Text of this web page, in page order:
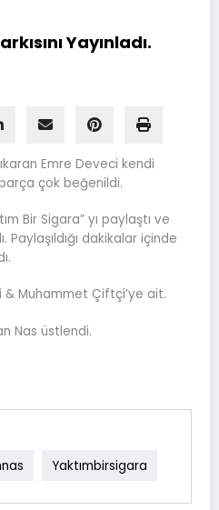
Yayınladı.
Emre Deveci kendi
çok beğenildi.
Bir Sigara” yı paylaştı ve
dakikalar içinde
& Muhammet Çiftçi’ye ait.
Nas üstlendi.
Yaktımbirsigara